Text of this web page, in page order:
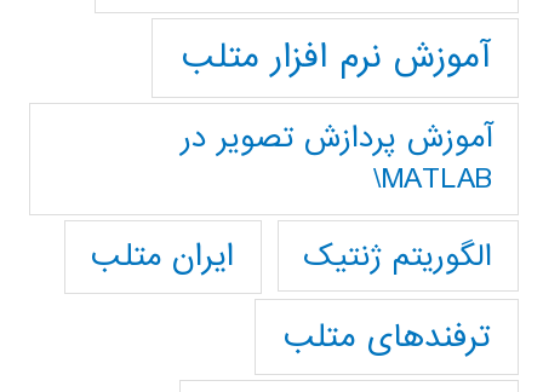
آموزش نرم افزار متلب
آموزش پردازش تصوير در
MATLAB\
الگوریتم ژنتیک
ایران متلب
ترفندهای متلب